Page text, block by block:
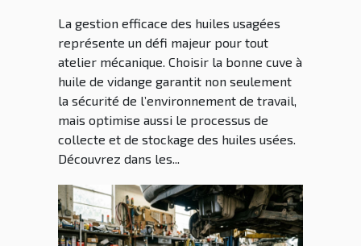
La gestion efficace des huiles usagées
représente un défi majeur pour tout
atelier mécanique. Choisir la bonne cuve à
huile de vidange garantit non seulement
la sécurité de l’environnement de travail,
mais optimise aussi le processus de
collecte et de stockage des huiles usées.
Découvrez dans les...